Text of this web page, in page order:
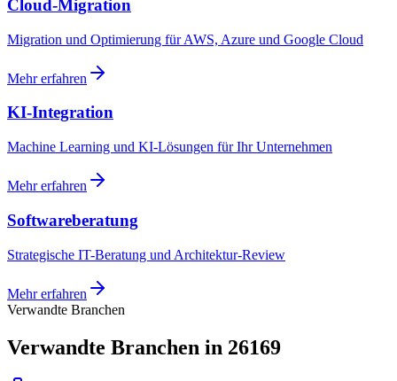
Cloud-Migration
Migration und Optimierung für AWS, Azure und Google Cloud
Mehr erfahren
KI-Integration
Machine Learning und KI-Lösungen für Ihr Unternehmen
Mehr erfahren
Softwareberatung
Strategische IT-Beratung und Architektur-Review
Mehr erfahren
Verwandte Branchen
Verwandte Branchen in 26169